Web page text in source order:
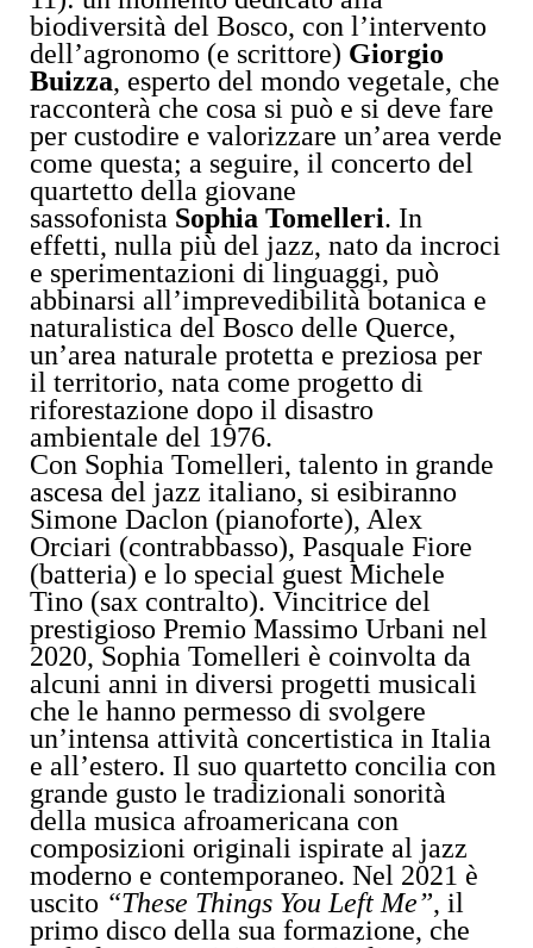
biodiversità del Bosco, con l’intervento
dell’agronomo (e scrittore) Giorgio
Buizza, esperto del mondo vegetale, che
racconterà che cosa si può e si deve fare
per custodire e valorizzare un’area verde
come questa; a seguire, il concerto del
quartetto della giovane
sassofonista Sophia Tomelleri. In
effetti, nulla più del jazz, nato da incroci
e sperimentazioni di linguaggi, può
abbinarsi all’imprevedibilità botanica e
naturalistica del Bosco delle Querce,
un’area naturale protetta e preziosa per
il territorio, nata come progetto di
riforestazione dopo il disastro
ambientale del 1976.
Con Sophia Tomelleri, talento in grande
ascesa del jazz italiano, si esibiranno
Simone Daclon (pianoforte), Alex
Orciari (contrabbasso), Pasquale Fiore
(batteria) e lo special guest Michele
Tino (sax contralto). Vincitrice del
prestigioso Premio Massimo Urbani nel
2020, Sophia Tomelleri è coinvolta da
alcuni anni in diversi progetti musicali
che le hanno permesso di svolgere
un’intensa attività concertistica in Italia
e all’estero. Il suo quartetto concilia con
grande gusto le tradizionali sonorità
della musica afroamericana con
composizioni originali ispirate al jazz
moderno e contemporaneo. Nel 2021 è
uscito “These Things You Left Me”, il
primo disco della sua formazione, che